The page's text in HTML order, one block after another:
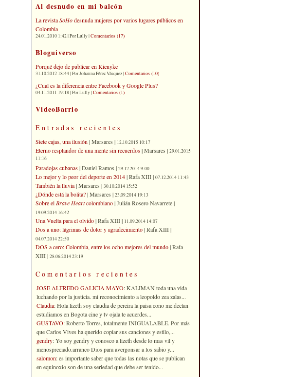
Al desnudo en mi balcón
La revistaSoHodesnuda mujeres por varios lugares públicos en
Colombia
24.01.2010 1:42 | Por Lully |Comentarios (17)
Bloguiverso
Porqué dejo de publicar en Kienyke
31.10.2012 18:44 | Por Johanna Pérez Vásquez |Comentarios (10)
¿Cual es la diferencia entre Facebook y Google Plus?
04.11.2011 19:18 | Por Lully |Comentarios (1)
VideoBarrio
Entradas recientes
Siete cajas, una ilusión | Marsares | 12.10.2015 10:17
Eterno resplandor de una mente sin recuerdos| Marsares | 29.01.2015
11:16
Paradojas cubanas| Daniel Ramos | 29.12.2014 9:00
Lo mejor y lo peor del deporte en 2014| Rafa XIII | 07.12.2014 11:43
También la lluvia| Marsares | 30.10.2014 15:52
¿Dónde está la bolita?| Marsares | 23.09.2014 19:13
Sobre el Brave Heartcolombiano| Julián Rosero Navarrete |
19.09.2014 16:42
Una Vuelta para el olvido| Rafa XIII | 11.09.2014 14:07
Dos a uno: lágrimas de dolor y agradecimiento| Rafa XIII |
04.07.2014 22:50
DOS a cero: Colombia, entre los ocho mejores del mundo| Rafa
XIII | 28.06.2014 23:19
Comentarios recientes
JOSE ALFREDO GALICIA MAYO: KALIMAN toda una vida
luchando por la justicia. mi reconocimiento a leopoldo zea zalas...
Claudia: Hola lizeth soy claudia de pereira la paisa cono me.decían
estudiamos en Bogota cine y tv ojala te acuerdes...
GUSTAVO: Roberto Torres, totalmente INIGUALABLE. Por más
que Carlos Vives ha querido copiar sus canciones y estilo,...
gendry: Yo soy gendry y conosco a lizeth desde lo mas vil y
menospreciado.arranco Dios para avergonsar a los sabio y...
salomon: es importante saber que todas las notas que se publican
en equinoxio son de una seriedad que debe ser tenido...